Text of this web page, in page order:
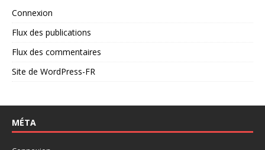
Connexion
Flux des publications
Flux des commentaires
Site de WordPress-FR
MÉTA